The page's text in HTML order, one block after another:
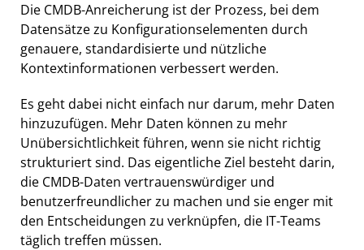
Die CMDB-Anreicherung ist der Prozess, bei dem
Datensätze zu Konfigurationselementen durch
genauere, standardisierte und nützliche
Kontextinformationen verbessert werden.
Es geht dabei nicht einfach nur darum, mehr Daten
hinzuzufügen. Mehr Daten können zu mehr
Unübersichtlichkeit führen, wenn sie nicht richtig
strukturiert sind. Das eigentliche Ziel besteht darin,
die CMDB-Daten vertrauenswürdiger und
benutzerfreundlicher zu machen und sie enger mit
den Entscheidungen zu verknüpfen, die IT-Teams
täglich treffen müssen.